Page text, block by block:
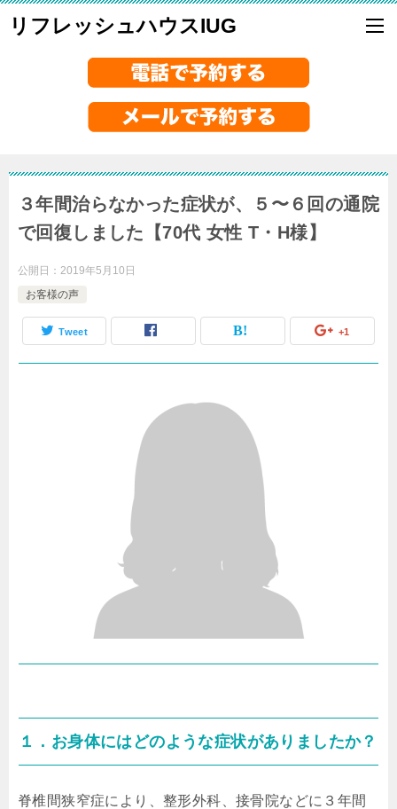
リフレッシュハウスIUG
３年間治らなかった症状が、５〜６回の通院
で回復しました【70代 女性 T・H様】
公開日： 2019年5月10日
お客様の声
Tweet +1
１．お身体にはどのような症状がありましたか？
脊椎間狭窄症により、整形外科、接骨院などに３年間